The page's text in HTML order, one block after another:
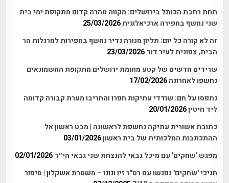
תחת רחבת הכותל בירושלים: מקווה טהרה קדום מתקופת ימי בית
שני נחשף בחפירה ארכיאלוגית25/03/2026
זה לא קורה כל יום: תליון מנורה נדיר נחשף בחפירות למרגלות הר
הבית, צפונית לעיר דוד 23/03/2026
שרידים חדשים של קטע מחומת ירושלים מתקופת החשמונאים
נחשפו לאחרונה 17/02/2026
נתפסו על חם: שודדי עתיקות חפרו והחריבו מערת קבורה קדומה
ליד חיטין20/01/2026
כתובת אשורית עתיקה נחשפת לראשונה | מבט ראשון אל
ההתכתבות המלכותית של בית ראשון03/01/2026
מפגש 'שחקים' עם מיכל גבאי להנצחת שני גבאי הי״ד 02/01/2026
חניכי 'שחקים' נפגשו עם רס"ר זיו ונונו – משטרת אשקלון | סיפור